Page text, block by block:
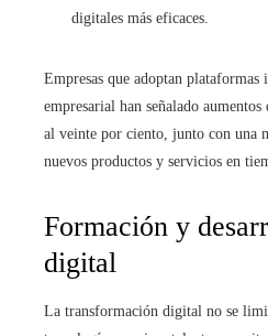
digitales más eficaces.
Empresas que adoptan plataformas
empresarial han señalado
al veinte por ciento, junto con una
nuevos productos y servicios en
Formación y
digital
La transformación digital no se